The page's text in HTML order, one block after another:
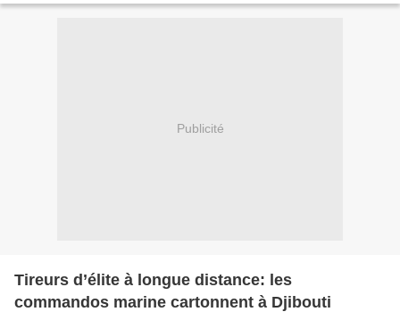
Publicité
Tireurs d’élite à longue distance: les
commandos marine cartonnent à Djibouti